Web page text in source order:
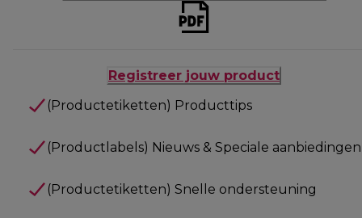
Registreer jouw product
(Productetiketten) Producttips
(Productlabels) Nieuws & Speciale aanbiedingen
(Productetiketten) Snelle ondersteuning